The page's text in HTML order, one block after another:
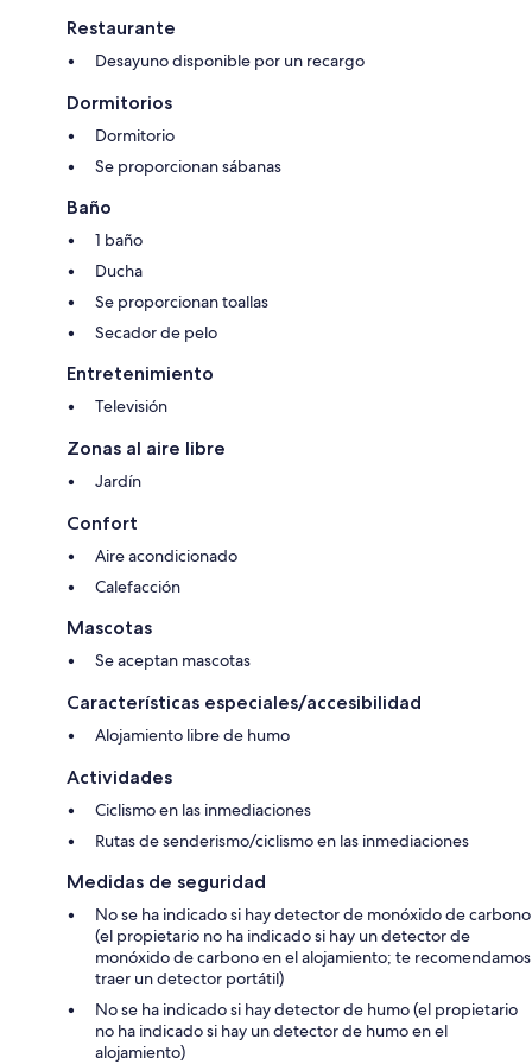
Restaurante
Desayuno disponible por un recargo
Dormitorios
Dormitorio
Se proporcionan sábanas
Baño
1 baño
Ducha
Se proporcionan toallas
Secador de pelo
Entretenimiento
Televisión
Zonas al aire libre
Jardín
Confort
Aire acondicionado
Calefacción
Mascotas
Se aceptan mascotas
Características especiales/accesibilidad
Alojamiento libre de humo
Actividades
Ciclismo en las inmediaciones
Rutas de senderismo/ciclismo en las inmediaciones
Medidas de seguridad
No se ha indicado si hay detector de monóxido de carbono
(el propietario no ha indicado si hay un detector de
monóxido de carbono en el alojamiento; te recomendamos
traer un detector portátil)
No se ha indicado si hay detector de humo (el propietario
no ha indicado si hay un detector de humo en el
alojamiento)